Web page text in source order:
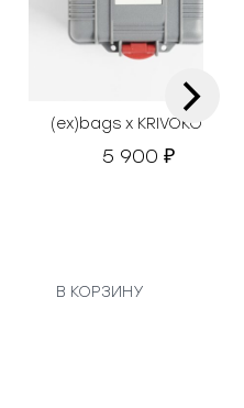
(ex)bags х KRIVOKOSO
5 900₽
В КОРЗИНУ
›